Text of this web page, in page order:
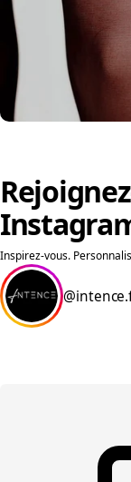
Apposé avec
Inspirez-vous.